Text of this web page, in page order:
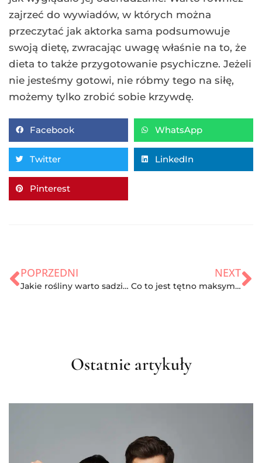
zajrzeć do wywiadów, w których można
przeczytać jak aktorka sama podsumowuje
swoją dietę, zwracając uwagę właśnie na to, że
dieta to także przygotowanie psychiczne. Jeżeli
nie jesteśmy gotowi, nie róbmy tego na siłę,
możemy tylko zrobić sobie krzywdę.
Facebook WhatsApp
Twitter LinkedIn
Pinterest
POPRZEDNI
Jakie rośliny warto sadzić w domu i wykorzystywać do codziennej pielęgnacji?
NEXT
Co to jest tętno maksymalne i jak obliczyć?
Ostatnie artykuły